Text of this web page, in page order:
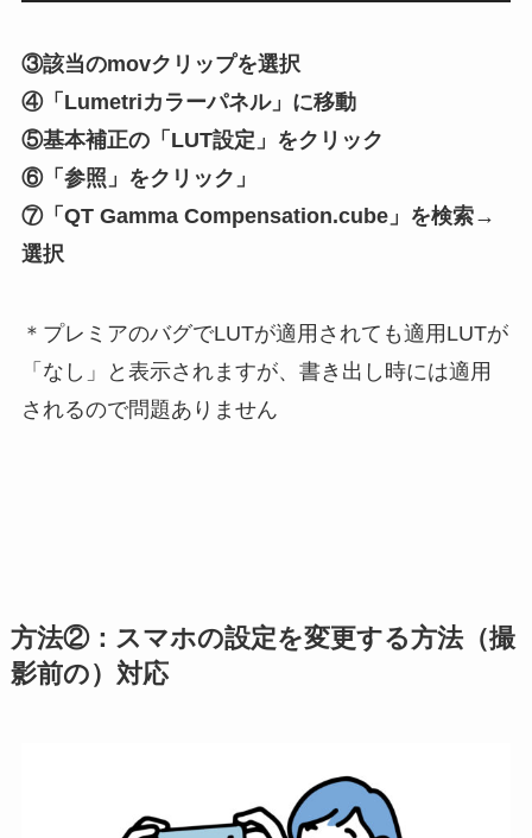
③該当のmovクリップを選択
④「Lumetriカラーパネル」に移動
⑤基本補正の「LUT設定」をクリック
⑥「参照」をクリック」
⑦「QT Gamma Compensation.cube」を検索→
選択
＊プレミアのバグでLUTが適用されても適用LUTが
「なし」と表示されますが、書き出し時には適用
されるので問題ありません
方法②：スマホの設定を変更する方法（撮
影前の）対応